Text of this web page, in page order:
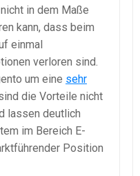
in dem Maße
kann, dass beim
einmal
verloren sind.
um eine sehr
die Vorteile nicht
lassen deutlich
im Bereich E-
Position